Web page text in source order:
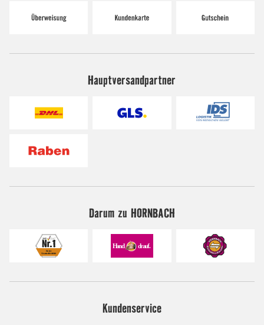
Hauptversandpartner
Darum zu HORNBACH
Kundenservice